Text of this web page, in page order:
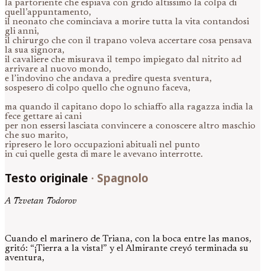
la partoriente che espiava con grido altissimo la colpa di
quell’appuntamento,
il neonato che cominciava a morire tutta la vita contandosi
gli anni,
il chirurgo che con il trapano voleva accertare cosa pensava
la sua signora,
il cavaliere che misurava il tempo impiegato dal nitrito ad
arrivare al nuovo mondo,
e l’indovino che andava a predire questa sventura,
sospesero di colpo quello che ognuno faceva,
ma quando il capitano dopo lo schiaffo alla ragazza india la
fece gettare ai cani
per non essersi lasciata convincere a conoscere altro maschio
che suo marito,
ripresero le loro occupazioni abituali nel punto
in cui quelle gesta di mare le avevano interrotte.
Testo originale · Spagnolo
A Tzvetan Todorov
Cuando el marinero de Triana, con la boca entre las manos,
gritó: “¡Tierra a la vista!” y el Almirante creyó terminada su
aventura,